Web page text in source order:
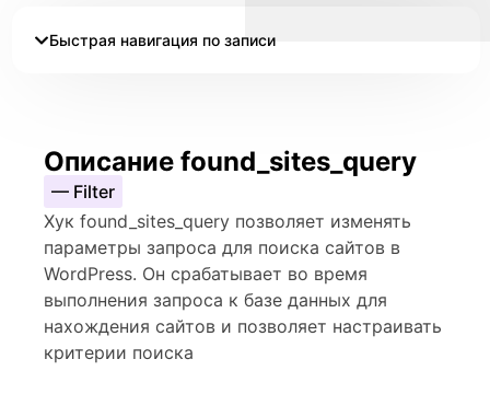
Быстрая навигация по записи
Описание found_sites_query
— Filter
Хук found_sites_query позволяет изменять
параметры запроса для поиска сайтов в
WordPress. Он срабатывает во время
выполнения запроса к базе данных для
нахождения сайтов и позволяет настраивать
критерии поиска